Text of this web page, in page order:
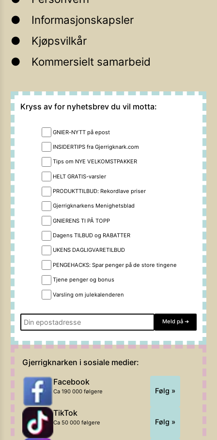
Informasjonskapsler
Kjøpsvilkår
Kommersielt samarbeid
Kryss av for nyhetsbrev du vil motta:
GNIER-NYTT på epost
INSIDERTIPS fra Gjerrigknark.com
Tips om NYE VELKOMSTPAKKER
HELT GRATIS-varsler
PRODUKTTILBUD: Rekordlave priser
Gjerrigknarkens Menighetsblad
GNIERENS TI PÅ TOPP
Dagens TILBUD og RABATTER
UKENS DAGLIGVARETILBUD
PENGEHACKS: Spar penger på de store tingene
Tjene penger og bonus
Varsling om julekalenderen
Meld på ➔
Gjerrigknarken i sosiale medier:
Facebook
Ca 190 000 følgere Følg »
TikTok
Ca 50 000 følgere Følg »